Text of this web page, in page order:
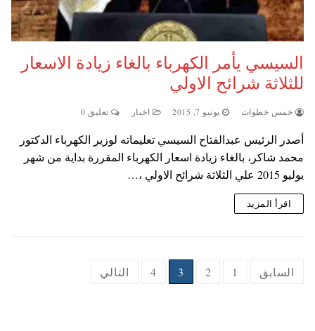
السيسي يأمر الكهرباء بالغاء زيادة الاسعار
للثلاثة شرائح الاولي
خمس خطوات يونيو 7, 2015 اخبار تعليق 0
أصدر الرئيس عبدالفتاح السيسي تعليماته لوزير الكهرباء الدكتور
محمد شاكر، بالغاء زيادة اسعار الكهرباء المقررة بداية من شهر
يوليو 2015 علي الثلاثة شرائح الاولي ،…
اقرأ المزيد
Posts
السابق 1
2
3
4 التالي